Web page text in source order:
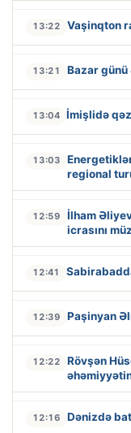
13:22 Vaşinqton
13:21 Bazar
13:04 İmişlidə
13:03
regional
12:59
İlham
icrasını
12:41
12:39 Paşinyan
12:22
Rövşən
12:16 Dənizdə